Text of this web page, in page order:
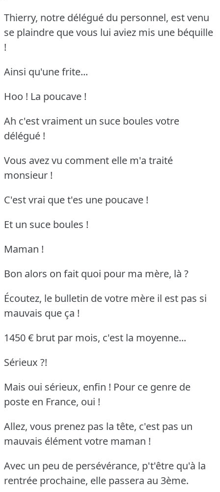
Thierry, notre délégué du personnel, est venu
se plaindre que vous lui aviez mis une béquille
!
Ainsi qu'une frite...
Hoo ! La poucave !
Ah c'est vraiment un suce boules votre
délégué !
Vous avez vu comment elle m'a traité
monsieur !
C'est vrai que t'es une poucave !
Et un suce boules !
Maman !
Bon alors on fait quoi pour ma mère, là ?
Écoutez, le bulletin de votre mère il est pas si
mauvais que ça !
1450 € brut par mois, c'est la moyenne...
Sérieux ?!
Mais oui sérieux, enfin ! Pour ce genre de
poste en France, oui !
Allez, vous prenez pas la tête, c'est pas un
mauvais élément votre maman !
Avec un peu de persévérance, p't'être qu'à la
rentrée prochaine, elle passera au 3ème.